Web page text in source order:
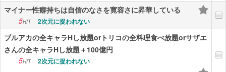
マイナー性癖持ちは自信のなさを寛容さに昇華している
5HIT 2次元に捉われない
ブルアカの全キャラHし放題orトリコの全料理食べ放題orサザエ
さんの全キャラHし放題＋100億円
5HIT 2次元に捉われない